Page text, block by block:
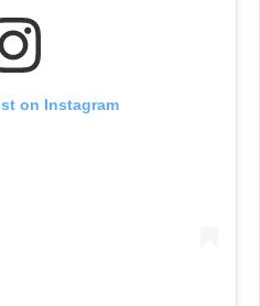
on Instagram